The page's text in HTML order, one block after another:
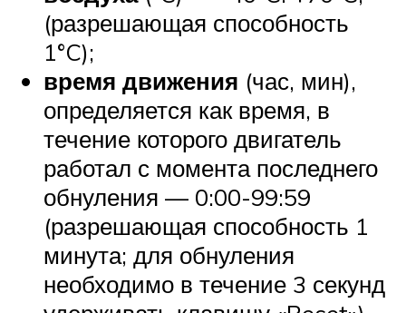
(разрешающая способность
1°C);
время движения (час, мин),
определяется как время, в
течение которого двигатель
работал с момента последнего
обнуления — 0:00-99:59
(разрешающая способность 1
минута; для обнуления
необходимо в течение 3 секунд